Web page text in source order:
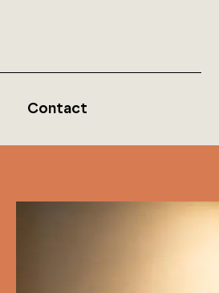
Contact